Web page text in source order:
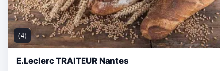
(4)
E.Leclerc TRAITEUR Nantes